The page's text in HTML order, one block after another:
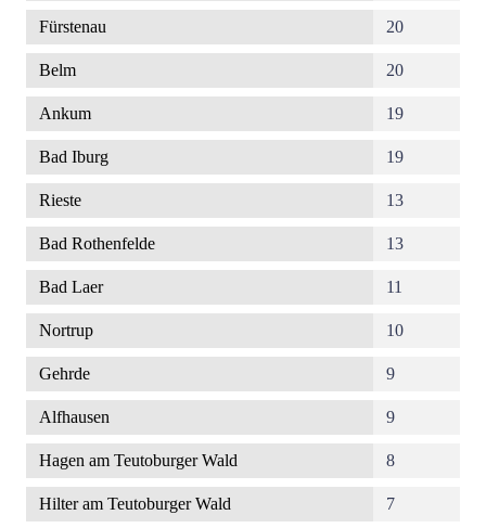
Fürstenau 20
Belm 20
Ankum 19
Bad Iburg 19
Rieste 13
Bad Rothenfelde 13
Bad Laer 11
Nortrup 10
Gehrde 9
Alfhausen 9
Hagen am Teutoburger Wald 8
Hilter am Teutoburger Wald 7